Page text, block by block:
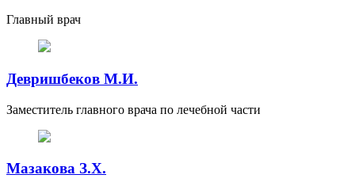
Главный врач
Девришбеков М.И.
Заместитель главного врача по лечебной части
Мазакова З.Х.